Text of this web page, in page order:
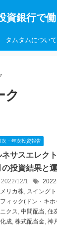
資銀行で働
タムタムについて
ク
次・年次投資報告
ネサスエレク
の投資結果と
2022/12/1
リカ株, スイング
ィック(ドン・キホ
クス, 中間配当, 住
成, 株式配当金, 神